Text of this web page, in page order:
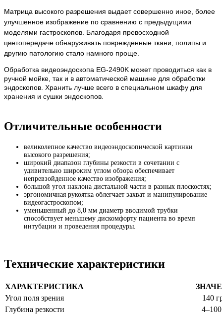
Матрица высокого разрешения выдает совершенно иное, более
улучшенное изображение по сравнению с предыдущими
моделями гастроскопов. Благодаря превосходной
цветопередаче обнаруживать поврежденные ткани, полипы и
другию патологию стало намного проще.
Обработка видеоэндоскопа EG-2490K может проводиться как в
ручной мойке, так и в автоматической машине для обработки
эндоскопов. Хранить лучше всего в специальном шкафу для
хранения и сушки эндоскопов.
Отличительные особенности
великолепное качество видеоэндоскопической картинки
высокого разрешения;
широкий диапазон глубины резкости в сочетании с
удивительно широким углом обзора обеспечивает
непревзойденное качество изображения;
большой угол наклона дистальной части в разных плоскостях;
эргономичная рукоятка облегчает захват и манипулирование
видеогастроскопом;
уменьшенный до 8,0 мм диаметр вводимой трубки
способствует меньшему дискомфорту пациента во время
интубации и проведения процедуры.
Технические характеристики
ХАРАКТЕРИСТИКА
Угол поля зрения
140
Глубина резкости